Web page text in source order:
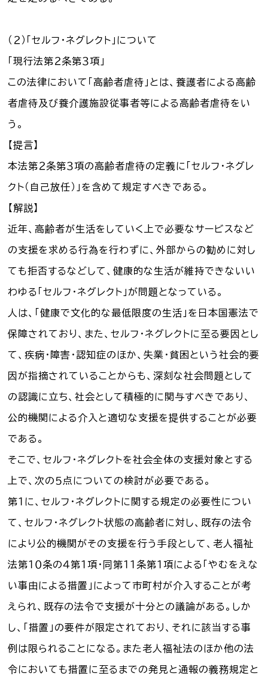
（２）「セルフ・ネグレクト」について
「現行法第２条第３項」
この法律において「高齢者虐待」とは、養護者による高齢
者虐待及び養介護施設従事者等による高齢者虐待をい
う。
【提言】
本法第２条第３項の高齢者虐待の定義に「セルフ・ネグレ
クト（自己放任）」を含めて規定すべきである。
【解説】
近年、高齢者が生活をしていく上で必要なサービスなど
の支援を求める行為を行わずに、外部からの勧めに対し
ても拒否するなどして、健康的な生活が維持できないい
わゆる「セルフ・ネグレクト」が問題となっている。
人は、「健康で文化的な最低限度の生活」を日本国憲法で
保障されており、また、セルフ・ネグレクトに至る要因とし
て、疾病・障害・認知症のほか、失業・貧困という社会的要
因が指摘されていることからも、深刻な社会問題として
の認識に立ち、社会として積極的に関与すべきであり、
公的機関による介入と適切な支援を提供することが必要
である。
そこで、セルフ・ネグレクトを社会全体の支援対象とする
上で、次の５点についての検討が必要である。
第１に、セルフ・ネグレクトに関する規定の必要性につい
て、セルフ・ネグレクト状態の高齢者に対し、既存の法令
により公的機関がその支援を行う手段として、老人福祉
法第１０条の４第１項・同第１１条第１項による「やむをえな
い事由による措置」によって市町村が介入することが考
えられ、既存の法令で支援が十分との議論がある。しか
し、「措置」の要件が限定されており、それに該当する事
例は限られることになる。また老人福祉法のほか他の法
令においても措置に至るまでの発見と通報の義務規定と